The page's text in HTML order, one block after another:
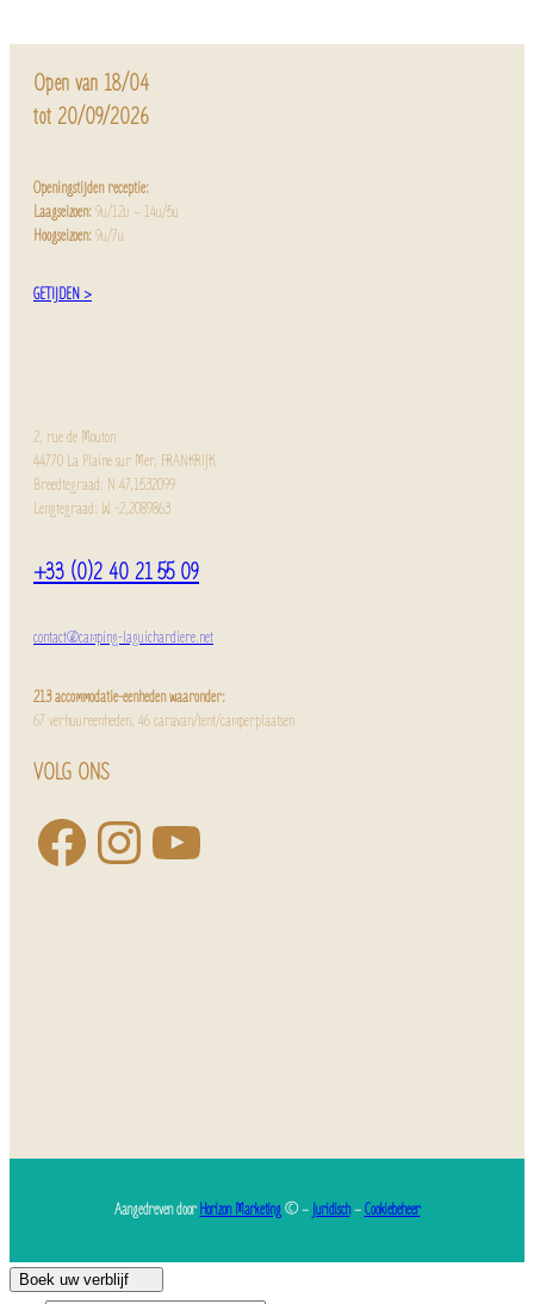
Open van 18/04
tot 20/09/2026
Openingstijden receptie:
Laagseizoen:9u/12u – 14u/5u
Hoogseizoen:9u/7u
GETIJDEN >
2, rue de Mouton
44770 La Plaine sur Mer, FRANKRIJK
Breedtegraad: N 47,1532099
Lengtegraad: W -2,2089863
+33 (0)2 40 21 55 09
contact@camping-laguichardiere.net
213 accommodatie-eenheden waaronder:
67 verhuureenheden, 46 caravan/tent/camperplaatsen
VOLG ONS
Aangedreven doorHorizon Marketing© – Juridisch–Cookiebeheer
Boek uw verblijf